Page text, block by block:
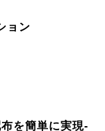
ョン
を簡単に実現-